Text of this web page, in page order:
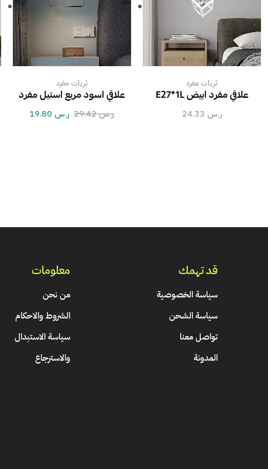
ثريات مفرد
علاقي مفرد ابيض E27*1L
ر.س
ثريات مفرد
علاقي اسود مربع استيل مفرد
ر.س29.42 ر.س
قد تهمك
سياسة الخصوصية
سياسة الشحن
تواصل معنا
المدونة
معلومات
من نحن
الشروط والاحكام
سياسة الاستبدال
والاسترجاع